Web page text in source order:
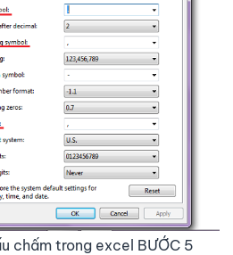
chấm trong excel BƯỚC 5